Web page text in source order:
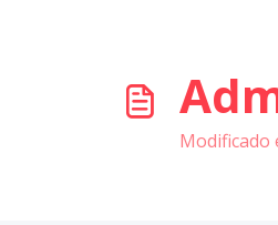
Modificado